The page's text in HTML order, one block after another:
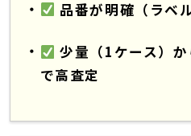
品番が明確（ラベ
少量（1ケース）
で高査定